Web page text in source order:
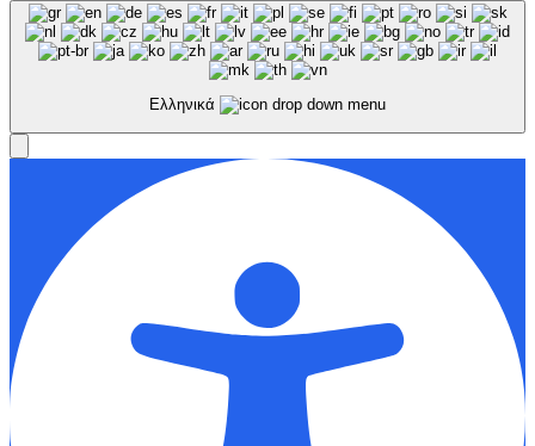
Ελληνικά